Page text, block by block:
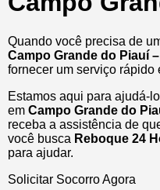
Quando você precisa de
Campo Grande do Piauí –
fornecer um serviço rápido
Estamos aqui para ajudá-
em Campo Grande do
receba a assistência de
você busca Reboque 24
para ajudar.
Solicitar Socorro Agora